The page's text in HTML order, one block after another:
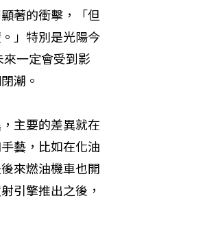
著的衝擊，「但
」特別是光陽今
一定會受到影
潮。
主要的差異就在
藝，比如在化油
來燃油機車也開
引擎推出之後，